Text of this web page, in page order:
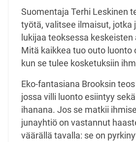
Suomentaja Terhi Leskinen
työtä, valitsee ilmaisut, jotka
lukijaa teoksessa keskeisten
Mitä kaikkea tuo outo luonto
kun se tulee kosketuksiin
Eko-fantasiana Brooksin
jossa villi luonto esiintyy
ihanana. Jos se matkii
junayhtiö on vastannut
väärällä tavalla: se on